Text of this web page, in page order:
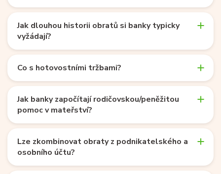
Jak dlouhou historii obratů si banky typicky
vyžádají?
Co s hotovostními tržbami?
Jak banky započítají rodičovskou/peněžitou
pomoc v mateřství?
Lze zkombinovat obraty z podnikatelského a
osobního účtu?